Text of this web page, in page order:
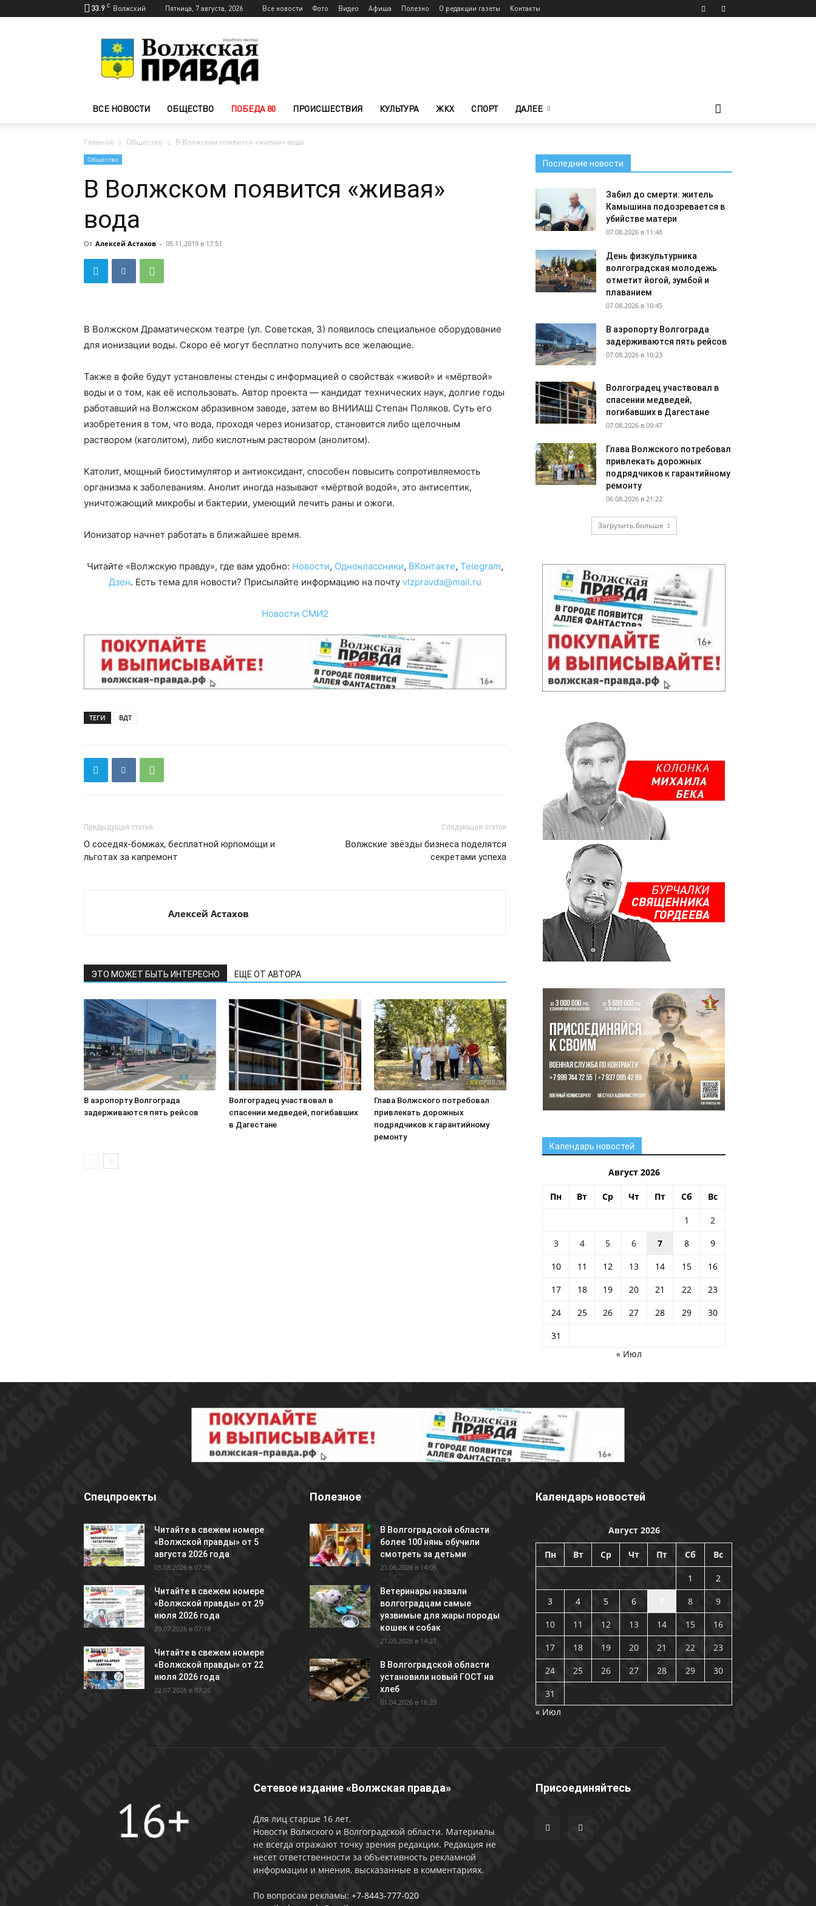
33.9 C Волжский Пятница, 7 августа, 2026 Все новости Фото Видео Афиша Полезно О редакции газеты Контакты
Волжского
—
Волжская
ВСЕ НОВОСТИ ОБЩЕСТВО ПОБЕДА 80 ПРОИСШЕСТВИЯ КУЛЬТУРА ЖКХ СПОРТ ДАЛЕЕ
Главная Общество В Волжском появится «живая» вода
Общество
В Волжском появится «живая»
вода
От Алексей Астахов - 05.11.2019 в 17:51
В Волжском Драматическом театре (ул. Советская, 3) появилось специальное оборудование
для ионизации воды. Скоро её могут бесплатно получить все желающие.
Также в фойе будут установлены стенды с информацией о свойствах «живой» и «мёртвой»
воды и о том, как её использовать. Автор проекта — кандидат технических наук, долгие годы
работавший на Волжском абразивном заводе, затем во ВНИИАШ Степан Поляков. Суть его
изобретения в том, что вода, проходя через ионизатор, становится либо щелочным
раствором (католитом), либо кислотным раствором (анолитом).
Католит, мощный биостимулятор и антиоксидант, способен повысить сопротивляемость
организма к заболеваниям. Анолит иногда называют «мёртвой водой», это антисептик,
уничтожающий микробы и бактерии, умеющий лечить раны и ожоги.
Ионизатор начнет работать в ближайшее время.
Читайте «Волжскую правду», где вам удобно: Новости, Одноклассники, ВКонтакте, Telegram,
Дзен. Есть тема для новости? Присылайте информацию на почту vlzpravda@mail.ru
Новости СМИ2
ТЕГИ ВДТ
Предыдущая статья
О соседях-бомжах, бесплатной юрпомощи и
льготах за капремонт
Следующая статья
Волжские звёзды бизнеса поделятся
секретами успеха
Алексей Астахов
ЭТО МОЖЕТ БЫТЬ ИНТЕРЕСНО ЕЩЕ ОТ АВТОРА
В аэропорту Волгограда
задерживаются пять рейсов
Волгоградец участвовал в
спасении медведей, погибавших
в Дагестане
Глава Волжского потребовал
привлекать дорожных
подрядчиков к гарантийному
ремонту
Последние новости
Забил до смерти: житель
Камышина подозревается в
убийстве матери
07.08.2026 в 11:48
День физкультурника
волгоградская молодежь
отметит йогой, зумбой и
плаванием
07.08.2026 в 10:45
В аэропорту Волгограда
задерживаются пять рейсов
07.08.2026 в 10:23
Волгоградец участвовал в
спасении медведей,
погибавших в Дагестане
07.08.2026 в 09:47
Глава Волжского потребовал
привлекать дорожных
подрядчиков к гарантийному
ремонту
06.08.2026 в 21:22
Загрузить больше
Календарь новостей
Август 2026
Пн Вт Ср Чт Пт Сб Вс
1
2
3
4 5 6 7 8
9
10
11 12 13 14 15
16
17
18 19 20 21 22
23
24
25 26 27 28 29
30
31
« Июл
Спецпроекты
Читайте в свежем номере
«Волжской правды» от 5
августа 2026 года
05.08.2026 в 07:39
Читайте в свежем номере
«Волжской правды» от 29
июля 2026 года
29.07.2026 в 07:18
Читайте в свежем номере
«Волжской правды» от 22
июля 2026 года
22.07.2026 в 07:26
Полезное
В Волгоградской области
более 100 нянь обучили
смотреть за детьми
21.06.2026 в 14:05
Ветеринары назвали
волгоградцам самые
уязвимые для жары породы
кошек и собак
21.05.2026 в 14:27
В Волгоградской области
установили новый ГОСТ на
хлеб
01.04.2026 в 16:23
Календарь новостей
Август 2026
Пн Вт Ср Чт Пт Сб Вс
1
2
3
4 5 6 8
9
10
11 12 13 14 15
16
17
18 19 20 21 22
23
24
25 26 27 28 29
30
31
« Июл
Сетевое издание «Волжская правда»
Для лиц старше 16 лет.
Новости Волжского и Волгоградской области. Материалы
не всегда отражают точку зрения редакции. Редакция не
несет ответственности за объективность рекламной
информации и мнения, высказанные в комментариях.
По вопросам рекламы: +7-8443-777-020
Присоединяйтесь